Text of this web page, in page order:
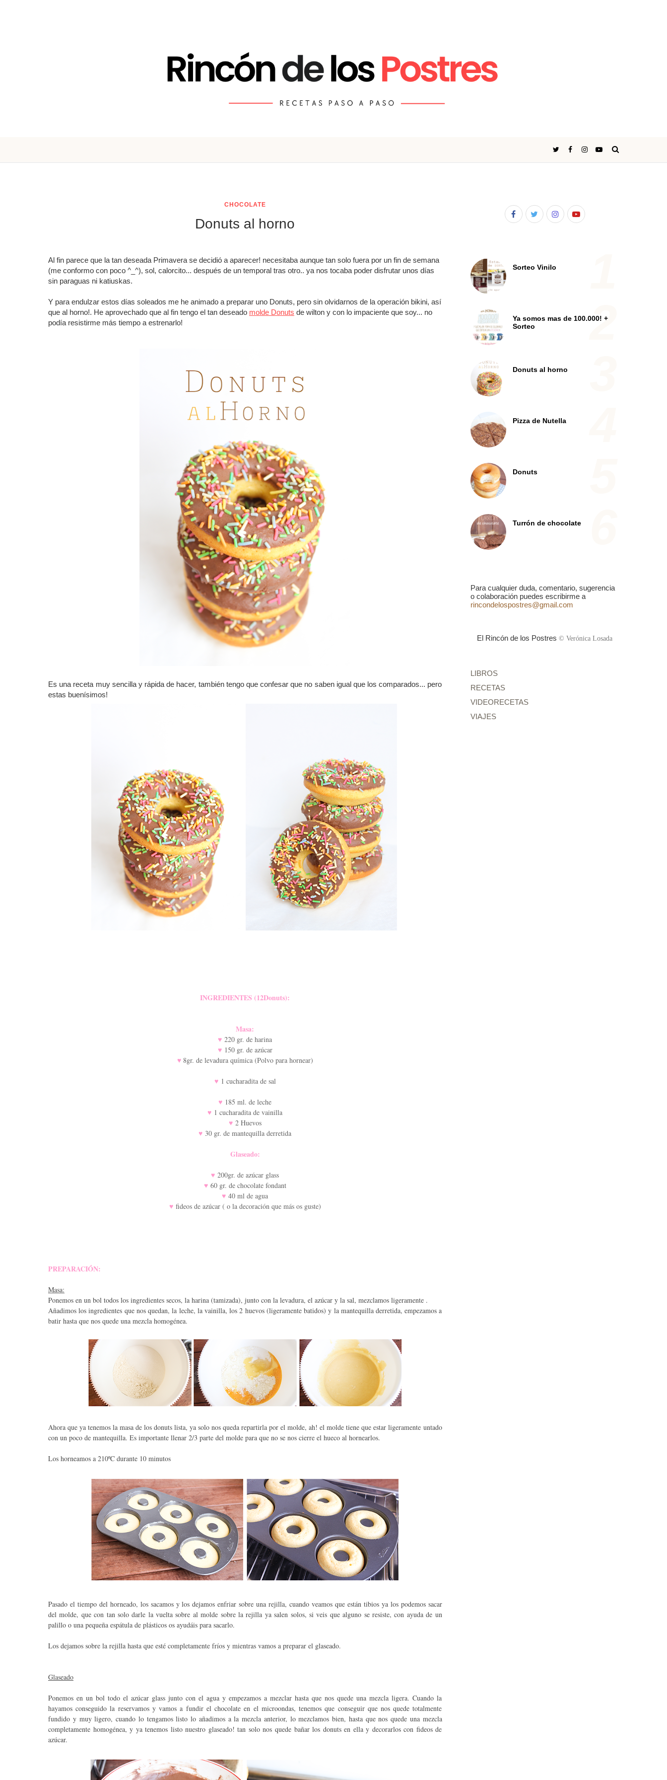
CHOCOLATE
Donuts al horno
Al fin parece que la tan deseada Primavera se decidió a aparecer! necesitaba aunque tan solo fuera por un fin de semana
(me conformo con poco ^_^), sol, calorcito... después de un temporal tras otro.. ya nos tocaba poder disfrutar unos días
sin paraguas ni katiuskas.
Y para endulzar estos días soleados me he animado a preparar uno Donuts, pero sin olvidarnos de la operación bikini, así
que al horno!. He aprovechado que al fin tengo el tan deseado molde Donuts de wilton y con lo impaciente que soy... no
podía resistirme más tiempo a estrenarlo!
Es una receta muy sencilla y rápida de hacer, también tengo que confesar que no saben igual que los comparados... pero
estas buenísimos!
INGREDIENTES (12Donuts):
Masa:
♥220 gr. de harina
♥150 gr. de azúcar
♥ 8gr. de levadura química (Polvo para hornear)
♥ 1 cucharadita de sal
♥ 185 ml. de leche
♥ 1 cucharadita de vainilla
♥2 Huevos
♥ 30 gr. de mantequilla derretida
Glaseado:
♥ 200gr. de azúcar glass
♥60 gr. de chocolate fondant
♥ 40 ml de agua
♥fideos de azúcar ( o la decoración que más os guste)
PREPARACIÓN:
Masa:
Ponemos en un bol todos los ingredientes secos, la harina (tamizada), junto con la levadura, el azúcar y la sal, mezclamos ligeramente .
Añadimos los ingredientes que nos quedan, la leche, la vainilla, los 2 huevos (ligeramente batidos) y la mantequilla derretida, empezamos a
batir hasta que nos quede una mezcla homogénea.
Ahora que ya tenemos la masa de los donuts lista, ya solo nos queda repartirla por el molde, ah! el molde tiene que estar ligeramente untado
con un poco de mantequilla. Es importante llenar 2/3 parte del molde para que no se nos cierre el hueco al hornearlos.
Los horneamos a 210ºC durante 10 minutos
Pasado el tiempo del horneado, los sacamos y los dejamos enfriar sobre una rejilla, cuando veamos que están tibios ya los podemos sacar
del molde, que con tan solo darle la vuelta sobre al molde sobre la rejilla ya salen solos, si veis que alguno se resiste, con ayuda de un
palillo o una pequeña espátula de plásticos os ayudáis para sacarlo.
Los dejamos sobre la rejilla hasta que esté completamente fríos y mientras vamos a preparar el glaseado.
Glaseado
Ponemos en un bol todo el azúcar glass junto con el agua y empezamos a mezclar hasta que nos quede una mezcla ligera. Cuando la
hayamos conseguido la reservamos y vamos a fundir el chocolate en el microondas, tenemos que conseguir que nos quede totalmente
fundido y muy ligero, cuando lo tengamos listo lo añadimos a la mezcla anterior, lo mezclamos bien, hasta que nos quede una mezcla
completamente homogénea, y ya tenemos listo nuestro glaseado! tan solo nos quede bañar los donuts en ella y decorarlos con fideos de
azúcar.
Sorteo Vinilo
Ya somos mas de 100.000! +
Sorteo
Donuts al horno
Pizza de Nutella
Donuts
Turrón de chocolate
Para cualquier duda, comentario, sugerencia
o colaboración puedes escribirme a
rincondelospostres@gmail.com
El Rincón de los Postres © Verónica Losada
LIBROS
RECETAS
VIDEORECETAS
VIAJES